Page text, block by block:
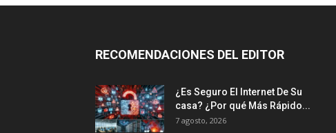
RECOMENDACIONES DEL EDITOR
¿Es Seguro El Internet De Su
casa? ⁢¿Por qué Más Rápido...
7 agosto, 2026